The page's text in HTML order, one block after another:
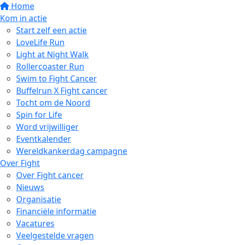
Home
Kom in actie
Start zelf een actie
LoveLife Run
Light at Night Walk
Rollercoaster Run
Swim to Fight Cancer
Buffelrun X Fight cancer
Tocht om de Noord
Spin for Life
Word vrijwilliger
Eventkalender
Wereldkankerdag campagne
Over Fight
Over Fight cancer
Nieuws
Organisatie
Financiële informatie
Vacatures
Veelgestelde vragen